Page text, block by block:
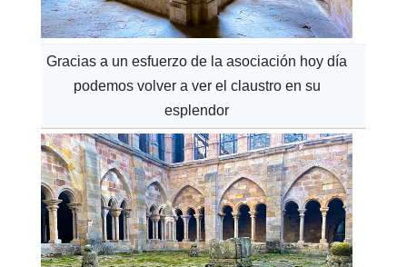
Gracias a un esfuerzo de la asociación hoy día
podemos volver a ver el claustro en su
esplendor